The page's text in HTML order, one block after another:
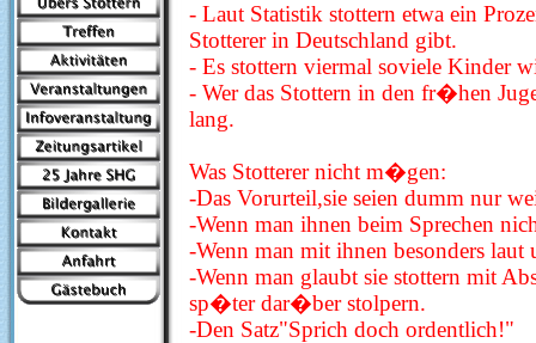
- Laut Statistik stottern etwa ein
Stotterer in Deutschland gibt.
- Es stottern viermal soviele Kinder
- Wer das Stottern in den fr�hen
lang.
Was Stotterer nicht m�gen:
-Das Vorurteil,sie seien dumm nur
-Wenn man ihnen beim Sprechen
-Wenn man mit ihnen besonders laut
-Wenn man glaubt sie stottern mit
sp�ter dar�ber stolpern.
-Den Satz"Sprich doch ordentlich!"